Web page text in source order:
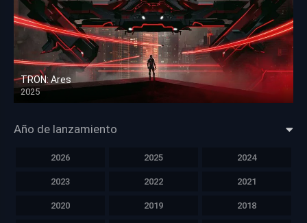
TRON: Ares
2025
HD 1080p
Año de lanzamiento
2026 2025 2024
2023 2022 2021
2020 2019 2018